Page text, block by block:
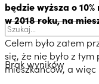
Brak wyników
będzie wyższa o
w 2018 roku, na
Celem było zatem
się, że nie było z tym
mieszkańców, a więc